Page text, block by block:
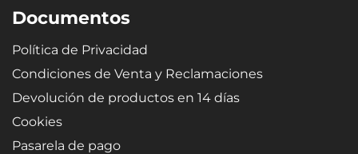
Documentos
Política de Privacidad
Condiciones de Venta y Reclamaciones
Devolución de productos en 14 días
Cookies
Pasarela de pago